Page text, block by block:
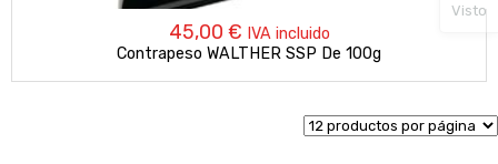
45,00 € IVA incluido
Contrapeso WALTHER SSP De 100g
Visto